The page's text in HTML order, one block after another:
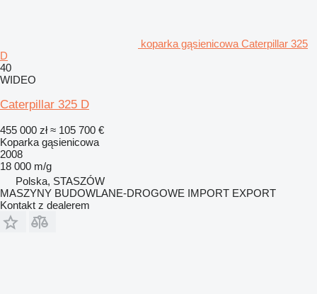
koparka gąsienicowa Caterpillar 325
D
40
WIDEO
Caterpillar 325 D
455 000 zł ≈ 105 700 €
Koparka gąsienicowa
2008
18 000 m/g
Polska, STASZÓW
MASZYNY BUDOWLANE-DROGOWE IMPORT EXPORT
Kontakt z dealerem